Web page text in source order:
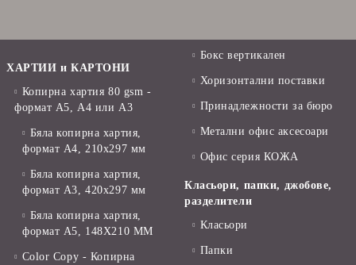
ХАРТИИ и КАРТОНИ
Копирна хартия 80 gsm -
формат А5, А4 или А3
Бяла копирна хартия,
формат А4, 210x297 мм
Бяла копирна хартия,
формат А3, 420x297 мм
Бяла копирна хартия,
формат А5, 148X210 ММ
Color Copy - Копирна
Бокс вертикален
Хоризонтални поставки
Принадлежности за бюро
Метални офис аксесоари
Офис серия КОЖА
Класьори, папки, джобове,
разделители
Класьори
Папки